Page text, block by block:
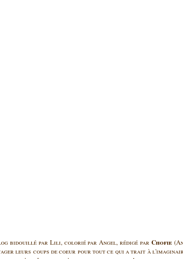
bidouillé par Lili, colorié par Angel, rédigé par Chofie
leurs coups de coeur pour tout ce qui a trait à